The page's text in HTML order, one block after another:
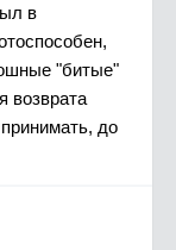
в
"битые"
возврата
до